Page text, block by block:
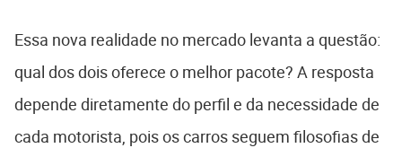
Essa nova realidade no mercado levanta a questão:
qual dos dois oferece o melhor pacote? A resposta
depende diretamente do perfil e da necessidade de
cada motorista, pois os carros seguem filosofias de